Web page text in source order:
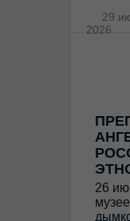
29
2026
26